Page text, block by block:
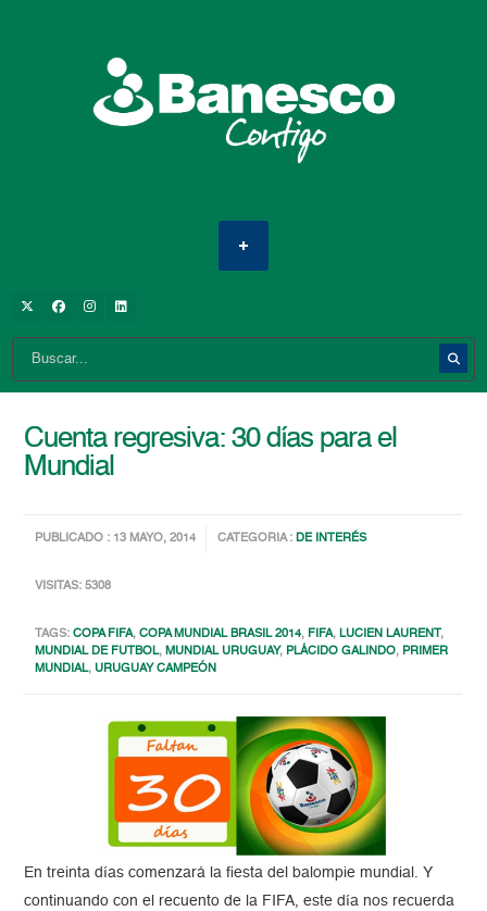
Cuenta regresiva: 30 días para el
Mundial
PUBLICADO : 13 MAYO, 2014 CATEGORIA :DE INTERÉS
VISITAS: 5308
TAGS:COPA FIFA,COPA MUNDIAL BRASIL 2014, FIFA,LUCIEN LAURENT,
MUNDIAL DE FUTBOL,MUNDIAL URUGUAY, PLÁCIDO GALINDO, PRIMER
MUNDIAL,URUGUAY CAMPEÓN
En treinta días comenzará la fiesta del balompie mundial. Y
continuando con el recuento de la FIFA, este día nos recuerda